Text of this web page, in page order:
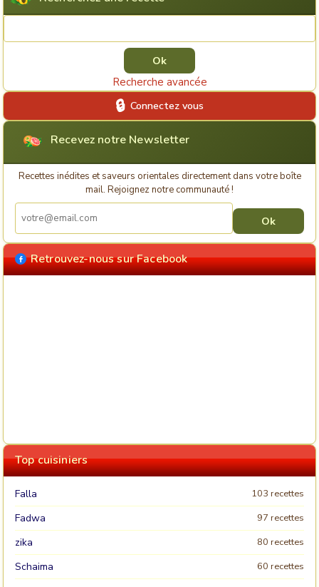
Recherche avancée
Connectez vous
Recevez notre Newsletter
Recettes inédites et saveurs orientales directement dans votre boîte
mail. Rejoignez notre communauté !
Retrouvez-nous sur Facebook
Top cuisiniers
Falla 103 recettes
Fadwa 97 recettes
zika 80 recettes
Schaima 60 recettes